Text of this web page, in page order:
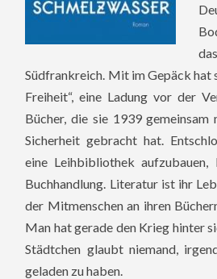
Südfrankreich. Mit im Gepäck hat
Freiheit“, eine Ladung vor der
Bücher, die sie 1939
Sicherheit gebracht hat.
eine Leihbibliothek
Buchhandlung. Literatur ist ihr
der Mitmenschen an ihren
Man hat gerade den Krieg hinter
Städtchen glaubt niemand,
geladen zu haben.